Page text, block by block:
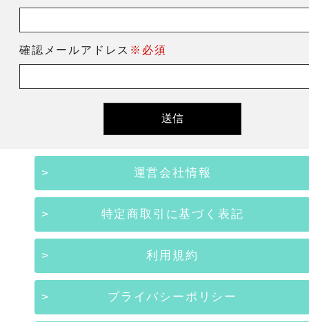
確認メールアドレス ※必須
運営会社情報
特定商取引に基づく表記
利用規約
プライバシーポリシー